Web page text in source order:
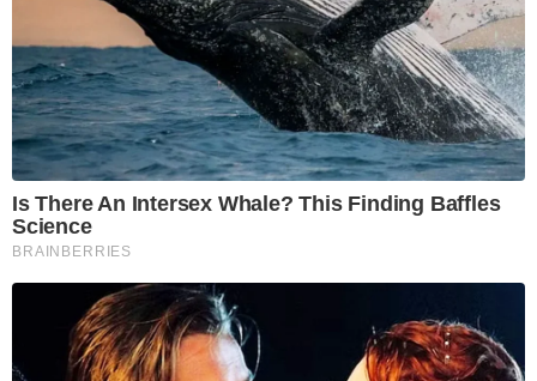
Is There An Intersex Whale? This Finding Baffles
Science
BRAINBERRIES